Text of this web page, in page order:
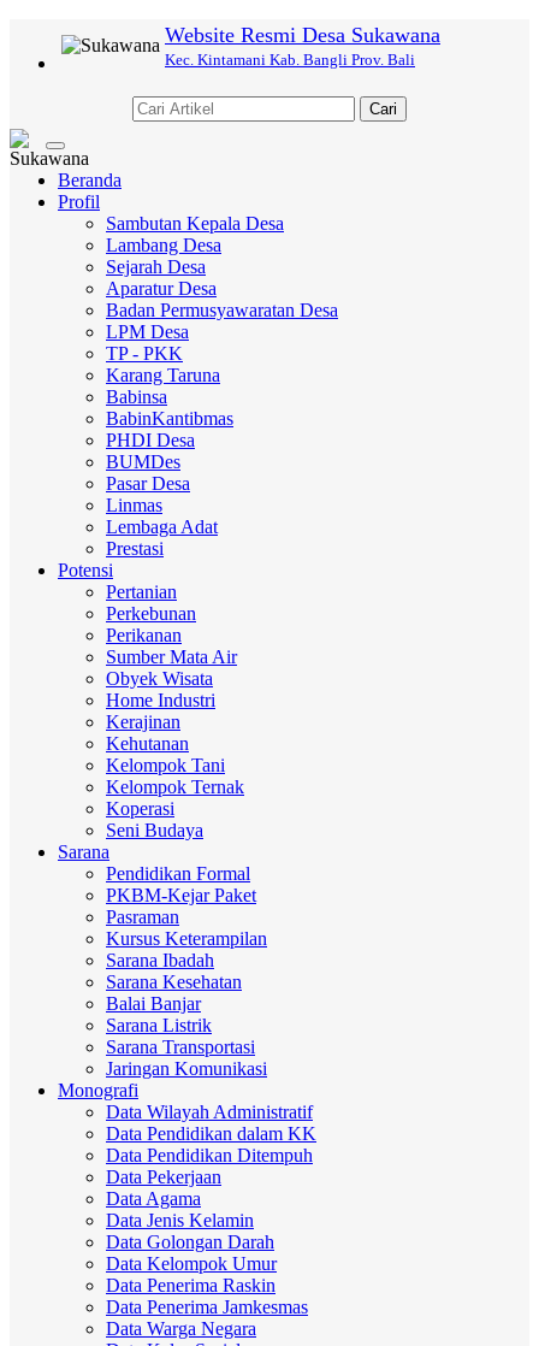
Website Resmi Desa Sukawana
Kec. Kintamani Kab. Bangli Prov. Bali
Cari
Toggle
navigation
Beranda
Profil
Sambutan Kepala Desa
Lambang Desa
Sejarah Desa
Aparatur Desa
Badan Permusyawaratan Desa
LPM Desa
TP - PKK
Karang Taruna
Babinsa
BabinKantibmas
PHDI Desa
BUMDes
Pasar Desa
Linmas
Lembaga Adat
Prestasi
Potensi
Pertanian
Perkebunan
Perikanan
Sumber Mata Air
Obyek Wisata
Home Industri
Kerajinan
Kehutanan
Kelompok Tani
Kelompok Ternak
Koperasi
Seni Budaya
Sarana
Pendidikan Formal
PKBM-Kejar Paket
Pasraman
Kursus Keterampilan
Sarana Ibadah
Sarana Kesehatan
Balai Banjar
Sarana Listrik
Sarana Transportasi
Jaringan Komunikasi
Monografi
Data Wilayah Administratif
Data Pendidikan dalam KK
Data Pendidikan Ditempuh
Data Pekerjaan
Data Agama
Data Jenis Kelamin
Data Golongan Darah
Data Kelompok Umur
Data Penerima Raskin
Data Penerima Jamkesmas
Data Warga Negara